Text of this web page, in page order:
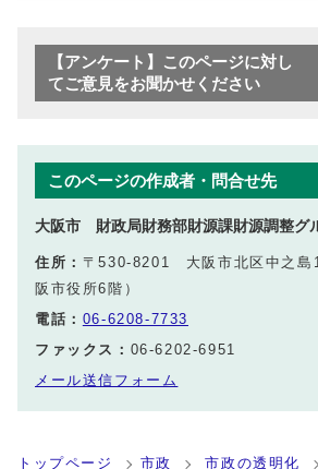
【アンケート】このページに対し
てご意見をお聞かせください
このページの作成者・問合せ先
大阪市 財政局財務部財源課財源調整グ
住所： 〒530-8201 大阪市北区中之島
阪市役所6階）
電話： 06-6208-7733
ファックス： 06-6202-6951
メール送信フォーム
トップページ 市政 市政の透明化